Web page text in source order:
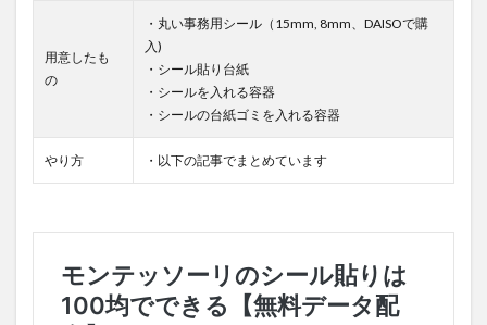
用意したも
の
・丸い事務用シール（15mm, 8mm、DAISOで購
入)
・シール貼り台紙
・シールを入れる容器
・シールの台紙ゴミを入れる容器
やり方 ・以下の記事でまとめています